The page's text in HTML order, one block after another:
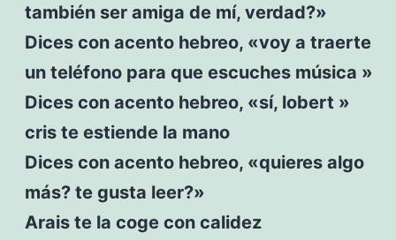
también ser amiga de mí, verdad?»
Dices con acento hebreo, «voy a traerte
un teléfono para que escuches música »
Dices con acento hebreo, «sí, lobert »
cris te estiende la mano
Dices con acento hebreo, «quieres algo
más? te gusta leer?»
Arais te la coge con calidez